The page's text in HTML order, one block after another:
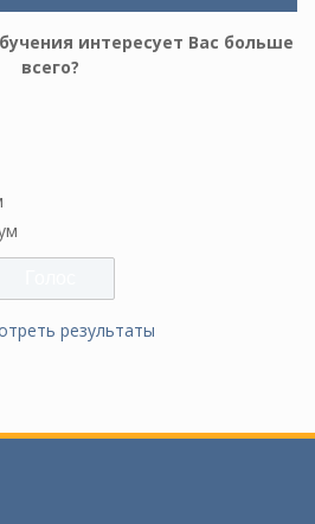
интересует Вас больше
всего?
результаты